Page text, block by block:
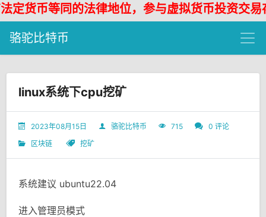
币等同的法律地位，参与虚拟货币投资交易存
骆驼比特币
linux系统下cpu挖矿
2023年08月15日 骆驼比特币 715
0 评论
区块链
挖矿
系统建议 ubuntu22.04
进入管理员模式